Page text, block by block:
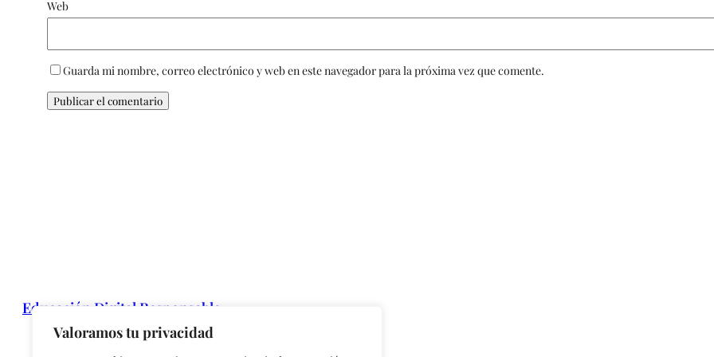
Valoramos tu privacidad
Web
Guarda mi nombre, correo electrónico y web en este navegador para la próxima vez que comente.
Educación Digital Responsable